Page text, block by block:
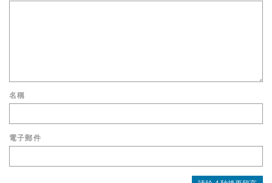
名稱
電子郵件